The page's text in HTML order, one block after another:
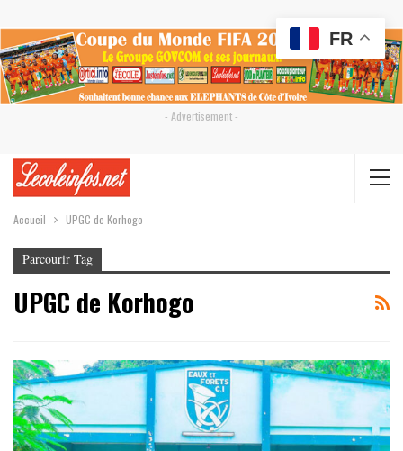
- Advertisement -
Accueil UPGC de Korhogo
Parcourir Tag
UPGC de Korhogo
FR